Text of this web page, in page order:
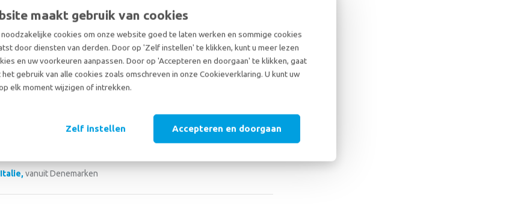
maakt gebruik van cookies
cookies om onze website goed te laten werken en sommige cookies
door diensten van derden. Door op 'Zelf instellen' te klikken, kunt u meer lezen
en uw voorkeuren aanpassen. Door op 'Accepteren en doorgaan' te klikken, gaat
gebruik van alle cookies zoals omschreven in onze Cookieverklaring. U kunt uw
elk moment wijzigen of intrekken.
Zelf instellen Accepteren en doorgaan
aanbeveling
wij gebruik maken van jullie diensten. Ik ben heel tevreden. Over
proces er om heen.
vanuit Nederland
vanuit Denemarken